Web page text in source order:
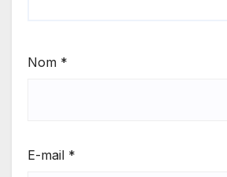
Nom *
E-mail *